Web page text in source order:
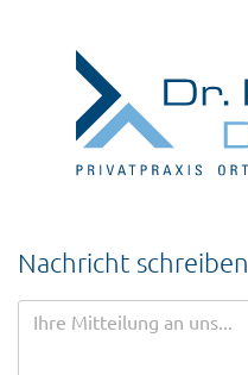
Nachricht schreiben